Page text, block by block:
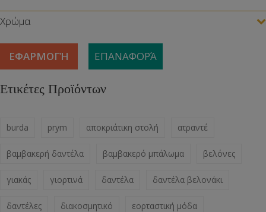
Χρώμα
ΕΦΑΡΜΟΓΉ ΕΠΑΝΑΦΟΡΆ
Ετικέτες Προϊόντων
burda prym αποκριάτικη στολή ατραντέ
βαμβακερή δαντέλα βαμβακερό μπάλωμα βελόνες
γιακάς γιορτινά δαντέλα δαντέλα βελονάκι
δαντέλες διακοσμητικό εορταστική μόδα